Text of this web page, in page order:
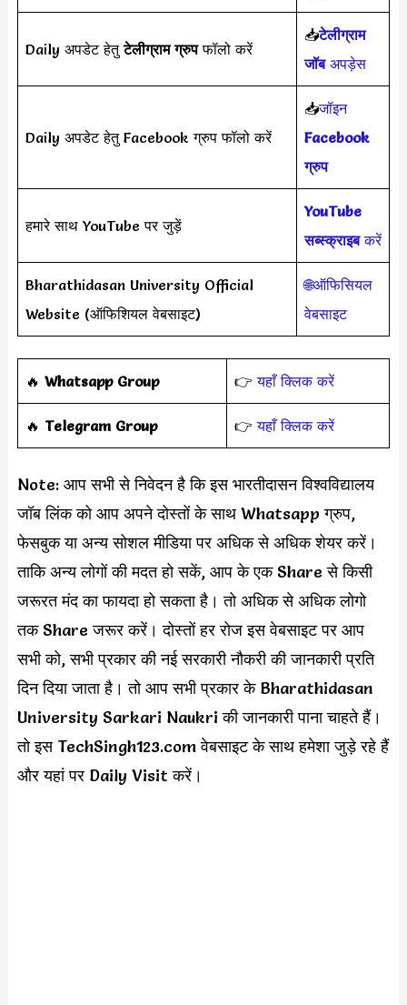
Daily अपडेट हेतुटेलीग्राम ग्रुपफॉलो करें
📥टेलीग्राम
जॉबअपड़ेस
Daily अपडेट हेतु Facebook ग्रुप फॉलो करें
📥जॉइन
Facebook
ग्रुप
हमारे साथ YouTube पर जुड़ें
YouTube
सब्स्क्राइबकरें
Bharathidasan University Official
Website (ऑफिशियल वेबसाइट)
🌐ऑफिसियल
वेबसाइट
‎️‍🔥 Whatsapp Group 👉यहाँ क्लिक करें
‎️‍🔥 Telegram Group 👉यहाँ क्लिक करें
Note: आप सभी से निवेदन है कि इस भारतीदासन विश्वविद्यालय
जॉब लिंक को आप अपने दोस्तों के साथ Whatsapp ग्रुप,
फेसबुक या अन्य सोशल मीडिया पर अधिक से अधिक शेयर करें।
ताकि अन्य लोगों की मदत हो सकें, आप के एक Share से किसी
जरूरत मंद का फायदा हो सकता है। तो अधिक से अधिक लोगो
तक Share जरूर करें। दोस्तों हर रोज इस वेबसाइट पर आप
सभी को, सभी प्रकार की नई सरकारी नौकरी की जानकारी प्रति
दिन दिया जाता है। तो आप सभी प्रकार के Bharathidasan
University Sarkari Naukri की जानकारी पाना चाहते हैं।
तो इस TechSingh123.com वेबसाइट के साथ हमेशा जुड़े रहे हैं
और यहां पर Daily Visit करें।